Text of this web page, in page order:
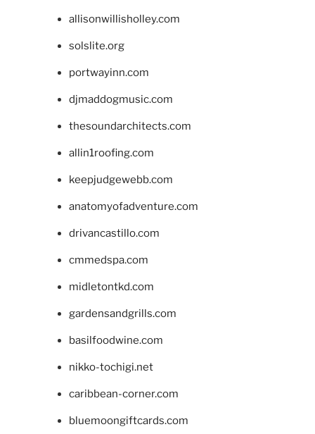
allisonwillisholley.com
solslite.org
portwayinn.com
djmaddogmusic.com
thesoundarchitects.com
allin1roofing.com
keepjudgewebb.com
anatomyofadventure.com
drivancastillo.com
cmmedspa.com
midletontkd.com
gardensandgrills.com
basilfoodwine.com
nikko-tochigi.net
caribbean-corner.com
bluemoongiftcards.com